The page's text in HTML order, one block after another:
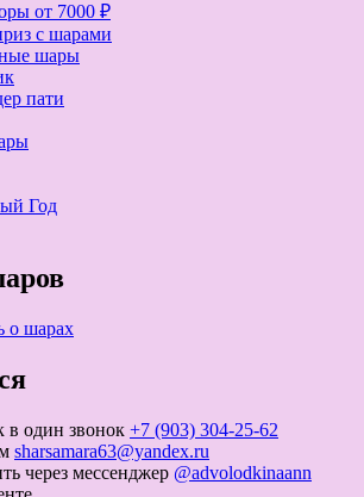
от 7000 ₽
с шарами
шары
пати
Год
о шарах
в один звонок +7 (903) 304-25-62
sharsamara63@yandex.ru
через мессенджер @advolodkinaann